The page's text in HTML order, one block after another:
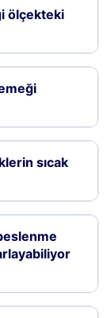
ölçekteki
sıcak